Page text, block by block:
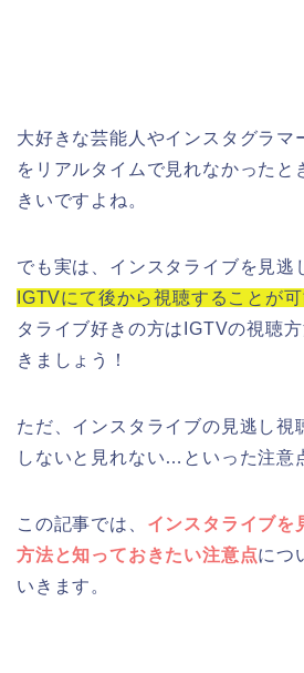
大好きな芸能人やインスタグラマ
をリアルタイムで見れなかったと
きいですよね。
でも実は、インスタライブを見逃
IGTVにて後から視聴することが
タライブ好きの方はIGTVの視聴
きましょう！
ただ、インスタライブの見逃し視
しないと見れない…といった注意
この記事では、 インスタライブを
方法と知っておきたい注意点につ
いきます。